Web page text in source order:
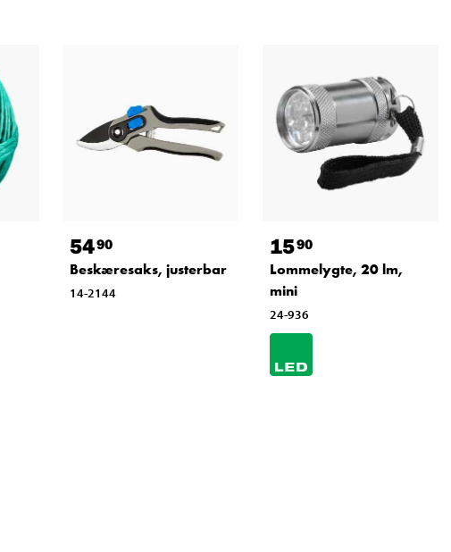
5490
Beskæresaks, justerbar
14-2144
1590
Lommelygte, 20 lm,
mini
24-936